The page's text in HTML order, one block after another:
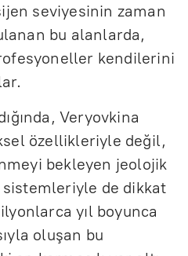
seviyesinin zaman
bu alanlarda,
kendilerini
Veryovkina
özellikleriyle değil,
bekleyen jeolojik
sistemleriyle de dikkat
yıl boyunca
oluşan bu